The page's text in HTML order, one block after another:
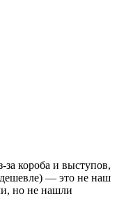
за короба и выступов,
— это не наш
но не нашли